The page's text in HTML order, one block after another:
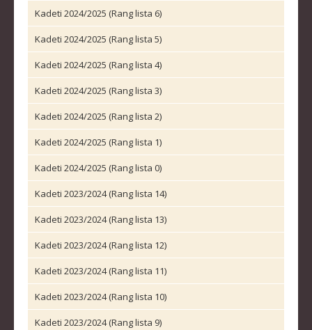
BILTENI TAKMIČENJA
PRAVILNICI
OBRASCI
OPŠTI DOKUMENTI
KLUBOVI
KONTAKT
LINKOVI
Kadeti 2024/2025 (Rang lista 6)
Kadeti 2024/2025 (Rang lista 5)
Kadeti 2024/2025 (Rang lista 4)
Kadeti 2024/2025 (Rang lista 3)
Kadeti 2024/2025 (Rang lista 2)
Kadeti 2024/2025 (Rang lista 1)
Kadeti 2024/2025 (Rang lista 0)
Kadeti 2023/2024 (Rang lista 14)
Kadeti 2023/2024 (Rang lista 13)
Kadeti 2023/2024 (Rang lista 12)
Kadeti 2023/2024 (Rang lista 11)
Kadeti 2023/2024 (Rang lista 10)
Kadeti 2023/2024 (Rang lista 9)